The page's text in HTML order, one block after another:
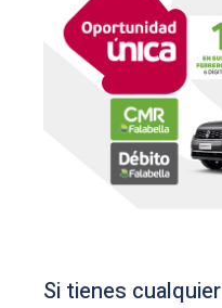
Si tienes cualquier